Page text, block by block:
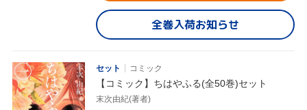
全巻入荷お知らせ
セット コミック
【コミック】ちはやふる(全50巻)セット
末次由紀(著者)